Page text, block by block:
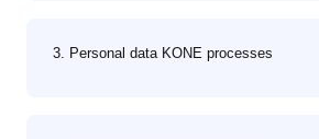
3. Personal data KONE processes